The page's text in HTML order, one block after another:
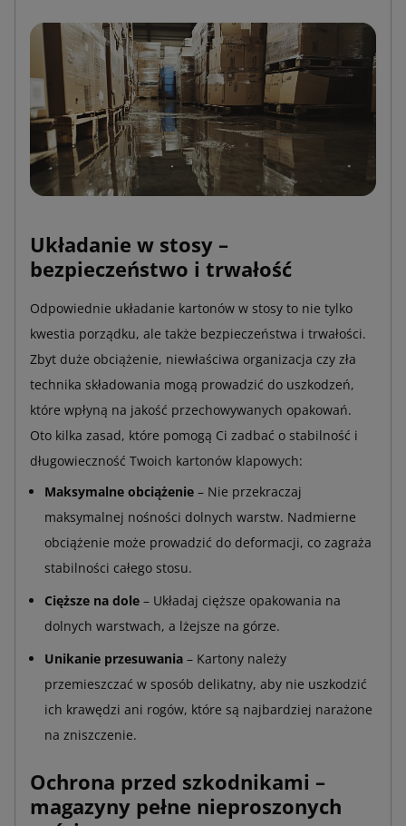
Układanie w stosy –
bezpieczeństwo i trwałość
Odpowiednie układanie kartonów w stosy to nie tylko
kwestia porządku, ale także bezpieczeństwa i trwałości.
Zbyt duże obciążenie, niewłaściwa organizacja czy zła
technika składowania mogą prowadzić do uszkodzeń,
które wpłyną na jakość przechowywanych opakowań.
Oto kilka zasad, które pomogą Ci zadbać o stabilność i
długowieczność Twoich kartonów klapowych:
Maksymalne obciążenie – Nie przekraczaj
maksymalnej nośności dolnych warstw. Nadmierne
obciążenie może prowadzić do deformacji, co zagraża
stabilności całego stosu.
Cięższe na dole – Układaj cięższe opakowania na
dolnych warstwach, a lżejsze na górze.
Unikanie przesuwania – Kartony należy
przemieszczać w sposób delikatny, aby nie uszkodzić
ich krawędzi ani rogów, które są najbardziej narażone
na zniszczenie.
Ochrona przed szkodnikami –
magazyny pełne nieproszonych